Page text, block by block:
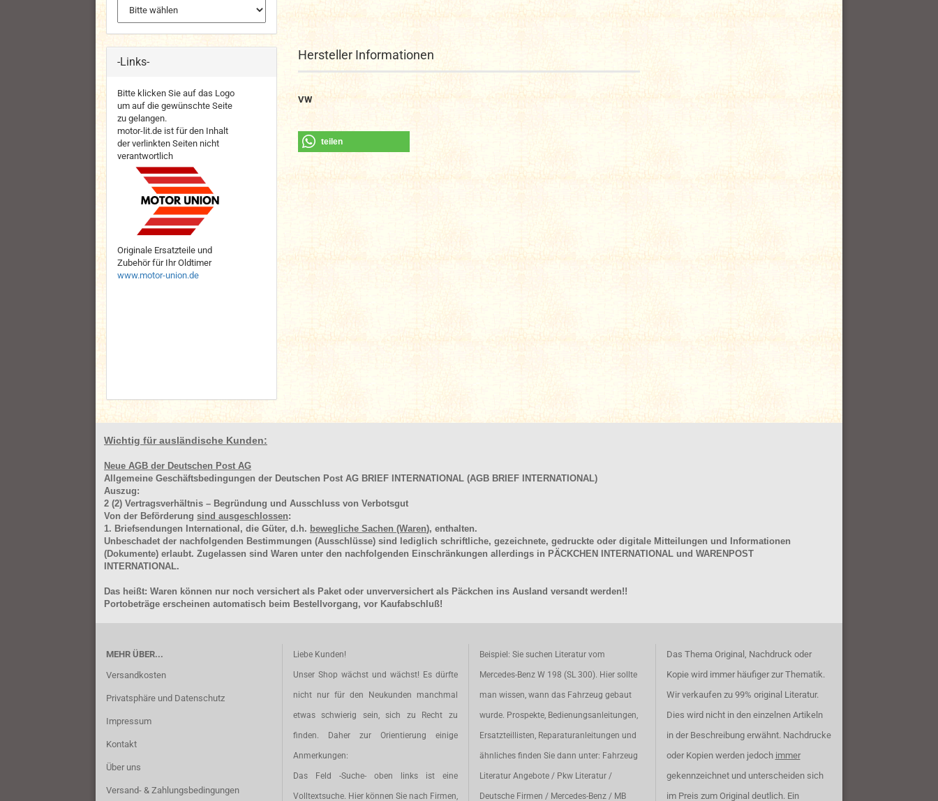
Hersteller Informationen
VW
teilen
-Links-
Bitte klicken Sie auf das Logo
um auf die gewünschte Seite
zu gelangen.
motor-lit.de ist für den Inhalt
der verlinkten Seiten nicht
verantwortlich
Originale Ersatzteile und
Zubehör für Ihr Oldtimer
www.motor-union.de
Wichtig für ausländische Kunden:
Neue AGB der Deutschen Post AG
Allgemeine Geschäftsbedingungen der Deutschen Post AG BRIEF INTERNATIONAL (AGB BRIEF INTERNATIONAL)
Auszug:
2 (2) Vertragsverhältnis – Begründung und Ausschluss von Verbotsgut
Von der Beförderung sind ausgeschlossen:
1. Briefsendungen International, die Güter, d.h. bewegliche Sachen (Waren), enthalten.
Unbeschadet der nachfolgenden Bestimmungen (Ausschlüsse) sind lediglich schriftliche, gezeichnete, gedruckte oder digitale Mitteilungen und Informationen
(Dokumente) erlaubt. Zugelassen sind Waren unter den nachfolgenden Einschränkungen allerdings in PÄCKCHEN INTERNATIONAL und WARENPOST
INTERNATIONAL.
Das heißt: Waren können nur noch versichert als Paket oder unverversichert als Päckchen ins Ausland versandt werden!!
Portobeträge erscheinen automatisch beim Bestellvorgang, vor Kaufabschluß!
MEHR ÜBER...
Versandkosten
Privatsphäre und Datenschutz
Impressum
Kontakt
Über uns
Versand- & Zahlungsbedingungen
Liebe Kunden!
Unser Shop wächst und wächst! Es dürfte
nicht nur für den Neukunden manchmal
etwas schwierig sein, sich zu Recht zu
finden. Daher zur Orientierung einige
Anmerkungen:
Das Feld -Suche- oben links ist eine
Volltextsuche. Hier können Sie nach Firmen,
Beispiel: Sie suchen Literatur vom
Mercedes-Benz W 198 (SL 300). Hier sollte
man wissen, wann das Fahrzeug gebaut
wurde. Prospekte, Bedienungsanleitungen,
Ersatzteillisten, Reparaturanleitungen und
ähnliches finden Sie dann unter: Fahrzeug
Literatur Angebote / Pkw Literatur /
Deutsche Firmen / Mercedes-Benz / MB
Das Thema Original, Nachdruck oder
Kopie wird immer häufiger zur Thematik.
Wir verkaufen zu 99% original Literatur.
Dies wird nicht in den einzelnen Artikeln
in der Beschreibung erwähnt. Nachdrucke
oder Kopien werden jedoch immer
gekennzeichnet und unterscheiden sich
im Preis zum Original deutlich. Ein